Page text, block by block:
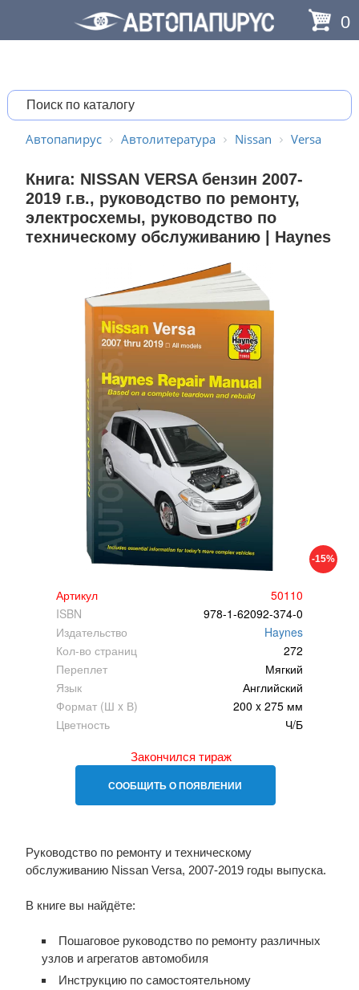
0
Автопапирус Автолитература Nissan Versa
Книга: NISSAN VERSA бензин 2007-
2019 г.в., руководство по ремонту,
электросхемы, руководство по
техническому обслуживанию | Haynes
-15%
Артикул
50110
ISBN
978-1-62092-374-0
Издательство
Haynes
Кол-во страниц
272
Переплет
Мягкий
Язык
Английский
Формат (Ш x В)
200 x 275 мм
Цветность
Ч/Б
Закончился тираж
СООБЩИТЬ О ПОЯВЛЕНИИ
Руководство по ремонту и техническому
обслуживанию Nissan Versa, 2007-2019 годы выпуска.
В книге вы найдёте:
Пошаговое руководство по ремонту различных
узлов и агрегатов автомобиля
Инструкцию по самостоятельному